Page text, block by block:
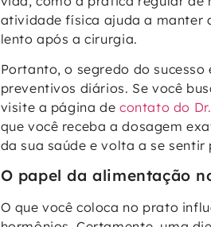
atividade física ajuda a manter
lento após a cirurgia.
Portanto, o segredo do
preventivos diários. Se você
visite a página de contato do
que você receba a dosagem
da sua saúde e volta a se
O papel da alimentação
O que você coloca no prato